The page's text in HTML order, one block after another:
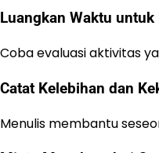
Luangkan Waktu
Coba evaluasi aktivitas
Catat Kelebihan dan
Menulis membantu